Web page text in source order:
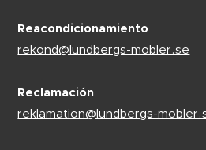
Reacondicionamiento
rekond@lundbergs-mobler.se
Reclamación
reklamation@lundbergs-